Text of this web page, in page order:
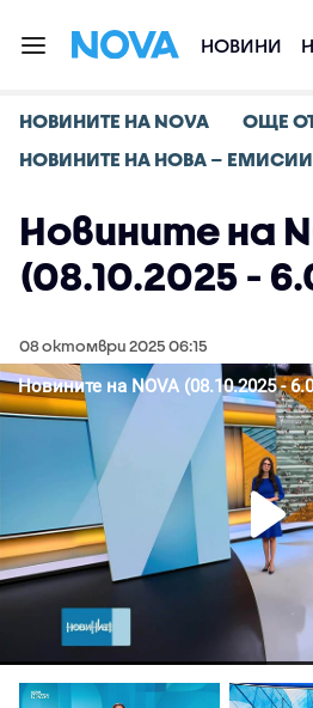
НОВИНИ
НОВИНИТЕ НА NOVA
ОЩЕ
НОВИНИТЕ НА НОВА – ЕМИСИИ
Новините на
(08.10.2025 -
08 октомври 2025 06:15